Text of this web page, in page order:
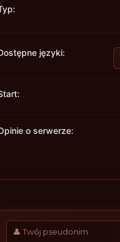
języki:
o serwerze: